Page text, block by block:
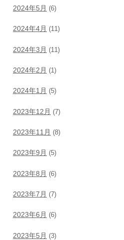
2024年5月 (6)
2024年4月 (11)
2024年3月 (11)
2024年2月 (1)
2024年1月 (5)
2023年12月 (7)
2023年11月 (8)
2023年9月 (5)
2023年8月 (6)
2023年7月 (7)
2023年6月 (6)
2023年5月 (3)